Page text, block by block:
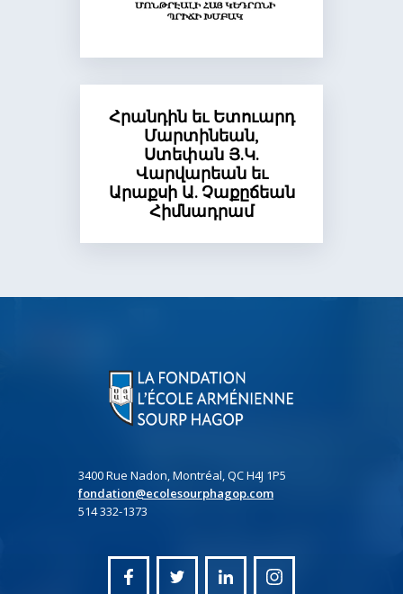
Հրանդին եւ Ետուարդ
Մարտինեան,
Ստեփան Յ.Կ.
Վարվարեան եւ
Արաքսի Ա. Չաքըճեան
Հիմնադրամ
3400 Rue Nadon, Montréal, QC H4J 1P5
fondation@ecolesourphagop.com
514 332-1373